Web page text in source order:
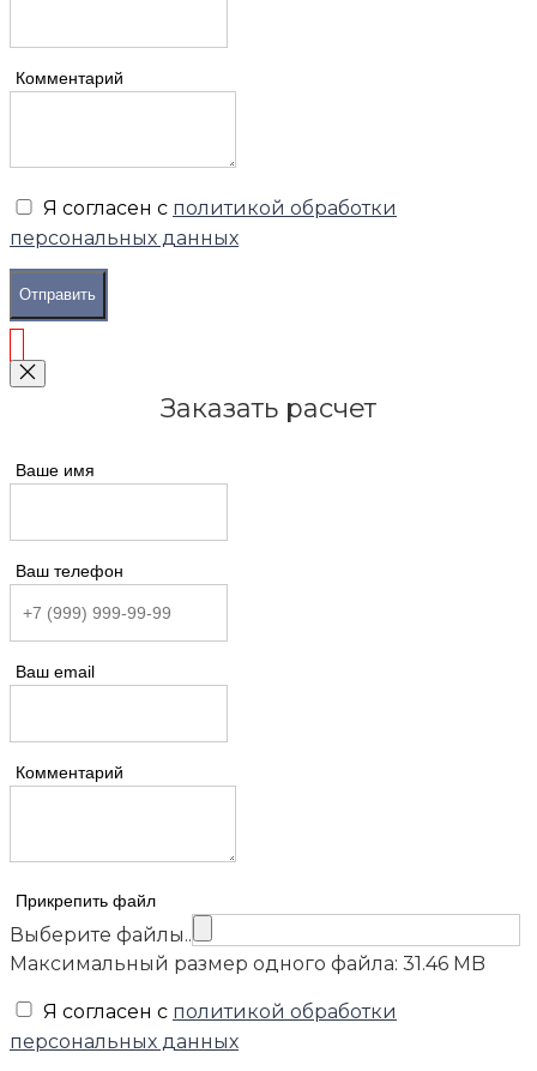
Комментарий
Я согласен с политикой обработки
персональных данных
Отправить
Заказать расчет
Ваше имя
Ваш телефон
Ваш email
Комментарий
Прикрепить файл
Выберите файлы..
Максимальный размер одного файла: 31.46 MB
Я согласен с политикой обработки
персональных данных